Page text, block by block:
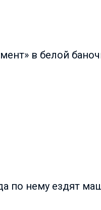
в белой
по нему ездят